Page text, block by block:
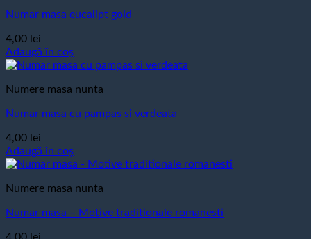
Numar masa eucalipt gold
4,00 lei
Adaugă în coș
Numere masa nunta
Numar masa cu pampas si verdeata
4,00 lei
Adaugă în coș
Numere masa nunta
Numar masa – Motive traditionale romanesti